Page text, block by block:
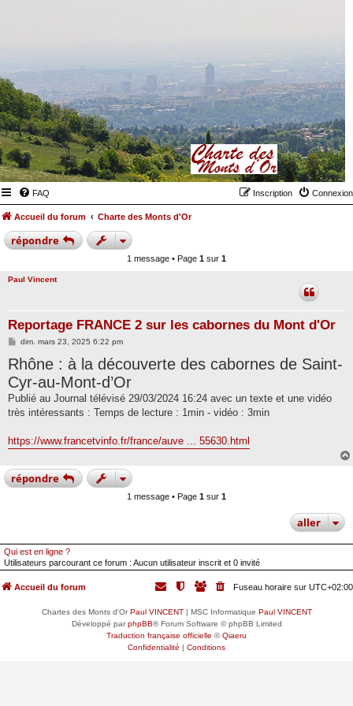
FAQ Connexion
Inscription
Accueil du forum Charte des Monts d'Or
répondre
1 message • Page 1 sur 1
Paul Vincent
Reportage FRANCE 2 sur les cabornes du Mont d'Or
M
s
s
a
g
e
dim. mars 23, 2025 6:22 pm
Rhône : à la découverte des cabornes de Saint-
Cyr-au-Mont-d’Or
Publié au Journal télévisé 29/03/2024 16:24 avec un texte et une vidéo
très intéressants : Temps de lecture : 1min - vidéo : 3min
https://www.francetvinfo.fr/france/auve ... 55630.html
répondre
1 message • Page 1 sur 1
aller
Qui est en ligne ?
Utilisateurs parcourant ce forum : Aucun utilisateur inscrit et 0 invité
Accueil du forum Fuseau horaire sur UTC+02:00
Chartes des Monts d'OrPaul VINCENT| MSC Informatique Paul VINCENT
Développé parphpBB® Forum Software © phpBB Limited
Traduction française officielle ©Qiaeru
Confidentialité | Conditions